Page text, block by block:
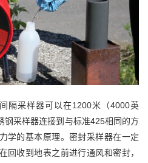
隔采样器可以在1200米（4000英
钢采样器连接到与标准425相同的方
学的基本原理。密封采样器在一定
回收到地表之前进行通风和密封，